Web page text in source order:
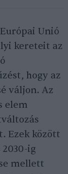
Unió
kereteit az
hogy az
váljon. Az
elem
Ezek között
ig
mellett